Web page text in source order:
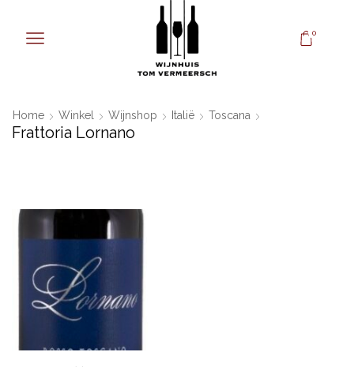
0
Home Winkel Wijnshop Italië Toscana
Frattoria Lornano